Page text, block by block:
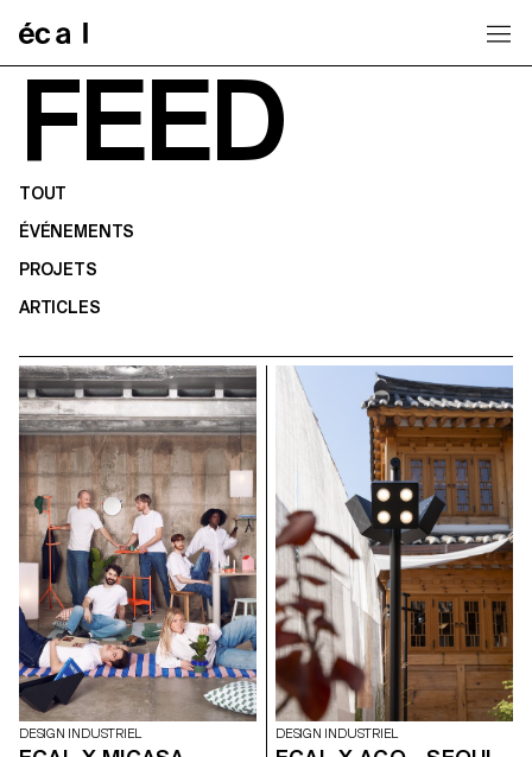
FEED
TOUT
ÉVÉNEMENTS
PROJETS
ARTICLES
DESIGN INDUSTRIEL DESIGN INDUSTRIEL